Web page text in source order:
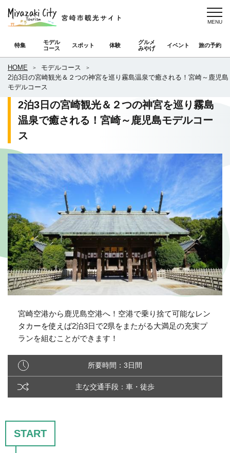
特集
モデル
コース
スポット 体験
グルメ
みやげ
イベント 旅の予約
HOME
モデルコース
2泊3日の宮崎観光＆２つの神宮を巡り霧島温泉で癒される！宮崎～鹿児島
モデルコース
2泊3日の宮崎観光＆２つの神宮を巡り霧島
温泉で癒される！宮崎～鹿児島モデルコー
ス
宮崎空港から鹿児島空港へ！空港で乗り捨て可能なレン
タカーを使えば2泊3日で2県をまたがる大満足の充実プ
ランを組むことができます！
所要時間：3日間
主な交通手段：車・徒歩
START